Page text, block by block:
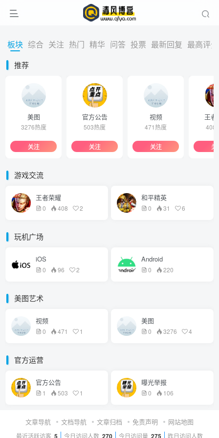
板块 综合 关注 热门 精华 问答 投票 最新回复 最高评分
推荐
美图
3276热度
关注
官方公告
503热度
关注
视频
471热度
关注
王者
408
关
游戏交流
王者荣耀
0 408 2
和平精英
0 31 6
玩机广场
iOS
0 96 2
Android
0 220
美图艺术
视频
0 471 1
美图
0 3276 4
官方运营
官方公告
1 503 1
曝光举报
0 106
文章导航 文档导航 文章归档 免责声明 网站地图
最近活跃访客 5 今日访问人数 270 今日访问量 275 昨日访问人数